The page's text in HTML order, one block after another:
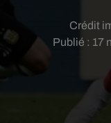
Publié : 17
Crédit